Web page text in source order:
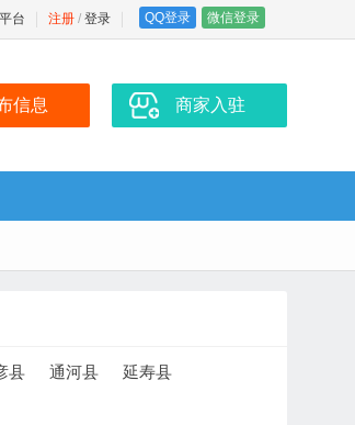
注册 / 登录 QQ登录 微信登录
台
信息 商家入驻
县 通河县
延寿县